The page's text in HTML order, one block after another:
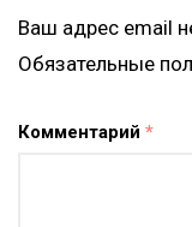
Ваш адрес email
Обязательные
Комментарий *